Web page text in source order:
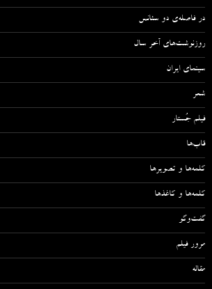
در فاصله‌ی دو سئانس
روزنوشت‌های آخر سال
سینمای ایران
شعر
فیلم جُستار
قاب‌ها
کلمه‌ها و تصویرها
کلمه‌ها و کاغذها
گفت‌وگو
مرور فیلم
مقاله‌